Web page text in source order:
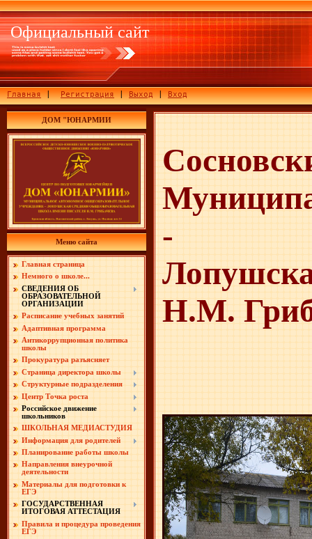
Официальный сайт
Главная |Регистрация|Выход|Вход
ДОМ "ЮНАРМИИ
Меню сайта
Главная страница
Немного о школе...
СВЕДЕНИЯ ОБ
ОБРАЗОВАТЕЛЬНОЙ
ОРГАНИЗАЦИИ
Расписание учебных занятий
Адаптивная программа
Антикоррупционная политика
школы
Прокуратура разъясняет
Страница директора школы
Структурные подразделения
Центр Точка роста
Российское движение
школьников
ШКОЛЬНАЯ МЕДИАСТУДИЯ
Информация для родителей
Планирование работы школы
Направления внеурочной
деятельности
Материалы для подготовки к
ЕГЭ
ГОСУДАРСТВЕННАЯ
ИТОГОВАЯ АТТЕСТАЦИЯ
Правила и процедура проведения
ЕГЭ
-
Н.М.